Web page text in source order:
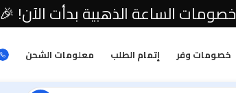
خصومات وفر إتمام الطلب معلومات الشحن
خصومات الساعة الذهبية بدأت الآن! 🎉